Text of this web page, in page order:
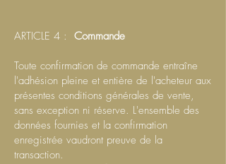
ARTICLE 4 : Commande
Toute confirmation de commande entraîne
l'adhésion pleine et entière de l'acheteur aux
présentes conditions générales de vente,
sans exception ni réserve. L'ensemble des
données fournies et la confirmation
enregistrée vaudront preuve de la
transaction.